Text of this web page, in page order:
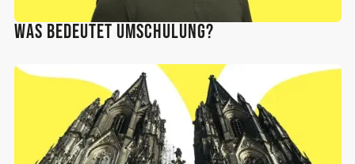
Was bedeutet Umschulung?